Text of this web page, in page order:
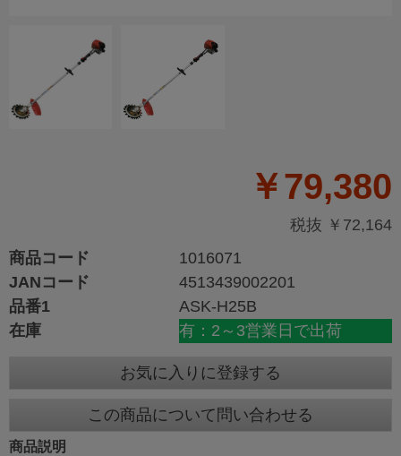
￥79,380
税抜 ￥72,164
商品コード
1016071
JANコード
4513439002201
品番1
ASK-H25B
在庫
有：2～3営業日で出荷
お気に入りに登録する
この商品について問い合わせる
商品説明